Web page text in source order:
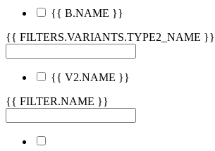
{{ B.NAME }}
{{ FILTERS.VARIANTS.TYPE2_NAME }}
{{ V2.NAME }}
{{ FILTER.NAME }}